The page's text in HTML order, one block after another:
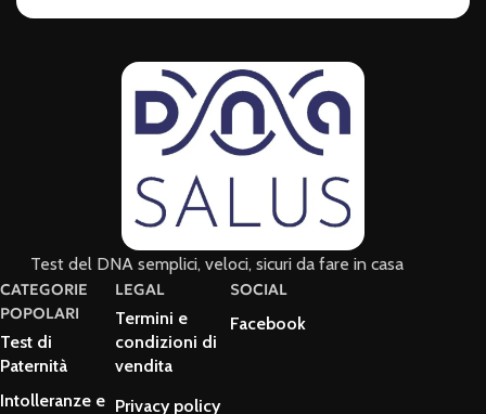
Test del DNA semplici, veloci, sicuri da fare in casa
CATEGORIE
POPOLARI
Test di
Paternità
Intolleranze e
LEGAL
Termini e
condizioni di
vendita
Privacy policy
SOCIAL
Facebook